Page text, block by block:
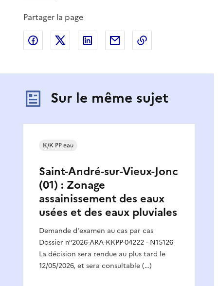
Partager la page
Partager sur Facebook
Partager sur XPartager sur LinkedIn
Partager par email
Sur le même sujet
Saint-André-sur-Vieux-Jonc
(01) : Zonage
assainissement des eaux
usées et des eaux pluviales
Demande d'examen au cas par cas
Dossier n°2026-ARA-KKPP-04222 - N15126
La décision sera rendue au plus tard le
12/05/2026, et sera consultable (…)
K/K PP eau